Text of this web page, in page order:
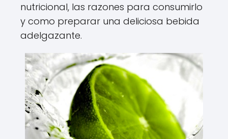
nutricional, las razones para consumirlo
y como preparar una deliciosa bebida
adelgazante.